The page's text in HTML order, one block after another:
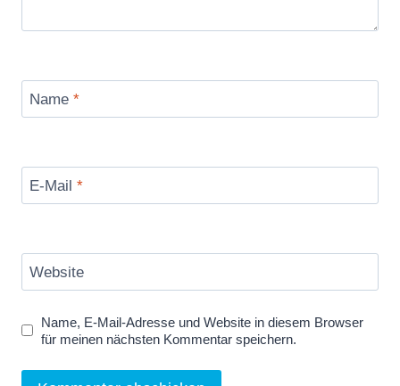
Name *
E-Mail *
Website
Name, E-Mail-Adresse und Website in diesem Browser
für meinen nächsten Kommentar speichern.